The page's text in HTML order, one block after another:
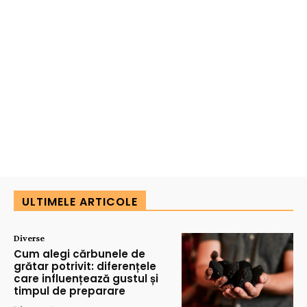
ULTIMELE ARTICOLE
Diverse
Cum alegi cărbunele de
grătar potrivit: diferențele
care influențează gustul și
timpul de preparare